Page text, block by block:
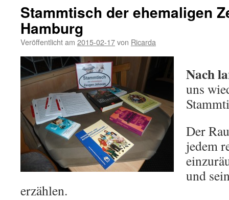
Stammtisch der ehemaligen
Hamburg
Veröffentlicht am 2015-02-17von Ricarda
Nach
uns
Der
jedem
und
erzählen.